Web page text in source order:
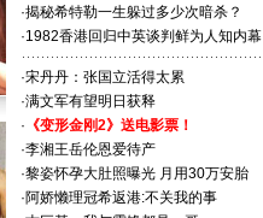
·揭秘希特勒一生躲过多少次暗杀？
·1982香港回归中英谈判鲜为人知内幕
·宋丹丹：张国立活得太累
·满文军有望明日获释
· 《变形金刚2》送电影票！
·李湘王岳伦恩爱待产
·黎姿怀孕大肚照曝光 月用30万安胎
·阿娇懒理冠希返港:不关我的事